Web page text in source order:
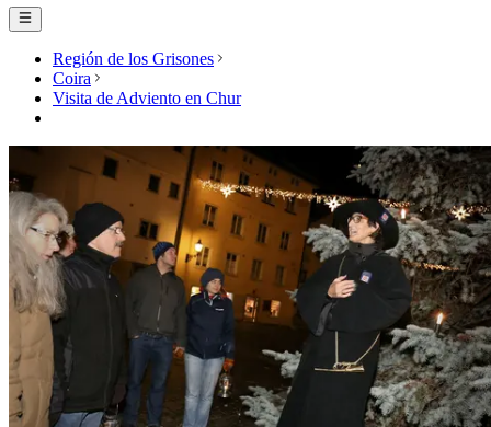
Región de los Grisones
Coira
Visita de Adviento en Chur